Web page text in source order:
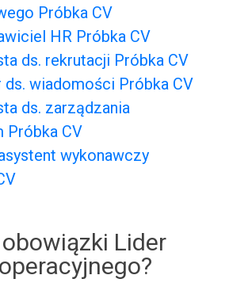
Próbka CV
HR Próbka CV
ds. rekrutacji Próbka CV
ds. wiadomości Próbka CV
ds. zarządzania
Próbka CV
wykonawczy
Lider